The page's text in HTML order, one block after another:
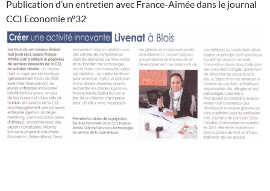
Publication d’un entretien avec France-Aimée dans le journal
CCI Economie n°32